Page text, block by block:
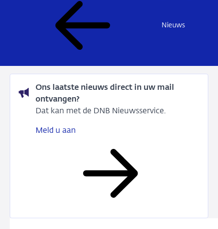
Nieuws
Ons laatste nieuws direct in uw mail
ontvangen?
Dat kan met de DNB Nieuwsservice.
Meld u aan